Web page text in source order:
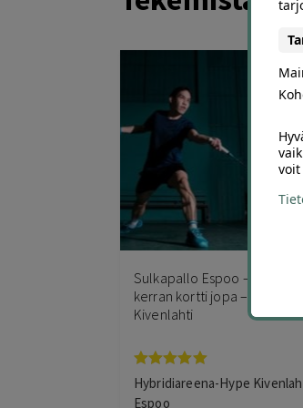
Sulkapallo Espoo – 5 tai 10
kerran kortti jopa –74 % |
Kivenlahti
Arvostelu
tuotteesta:
5.00/ 5
Hybridiareena-Hype
Espoo
voit